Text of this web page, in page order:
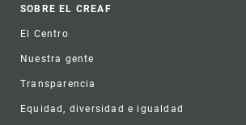
Footer
SOBRE EL CREAF
El Centro
Nuestra gente
Transparencia
Equidad, diversidad e igualdad